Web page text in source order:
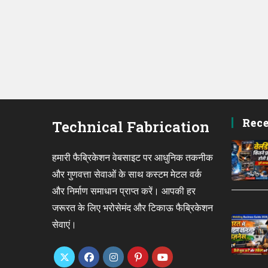
Technical Fabrication
हमारी फैब्रिकेशन वेबसाइट पर आधुनिक तकनीक
और गुणवत्ता सेवाओं के साथ कस्टम मेटल वर्क
और निर्माण समाधान प्राप्त करें। आपकी हर
जरूरत के लिए भरोसेमंद और टिकाऊ फैब्रिकेशन
सेवाएं।